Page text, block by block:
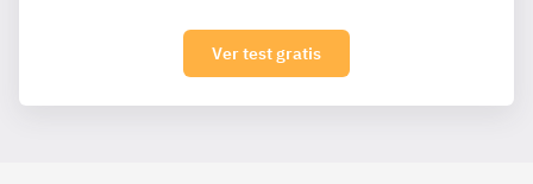
Ver test gratis